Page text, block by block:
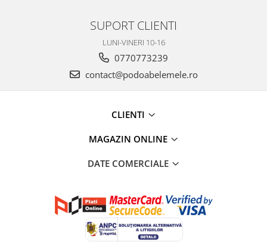
SUPORT CLIENTI
LUNI-VINERI 10-16
0770773239
contact@podoabelemele.ro
CLIENTI
MAGAZIN ONLINE
DATE COMERCIALE